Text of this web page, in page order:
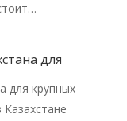
для
для крупных